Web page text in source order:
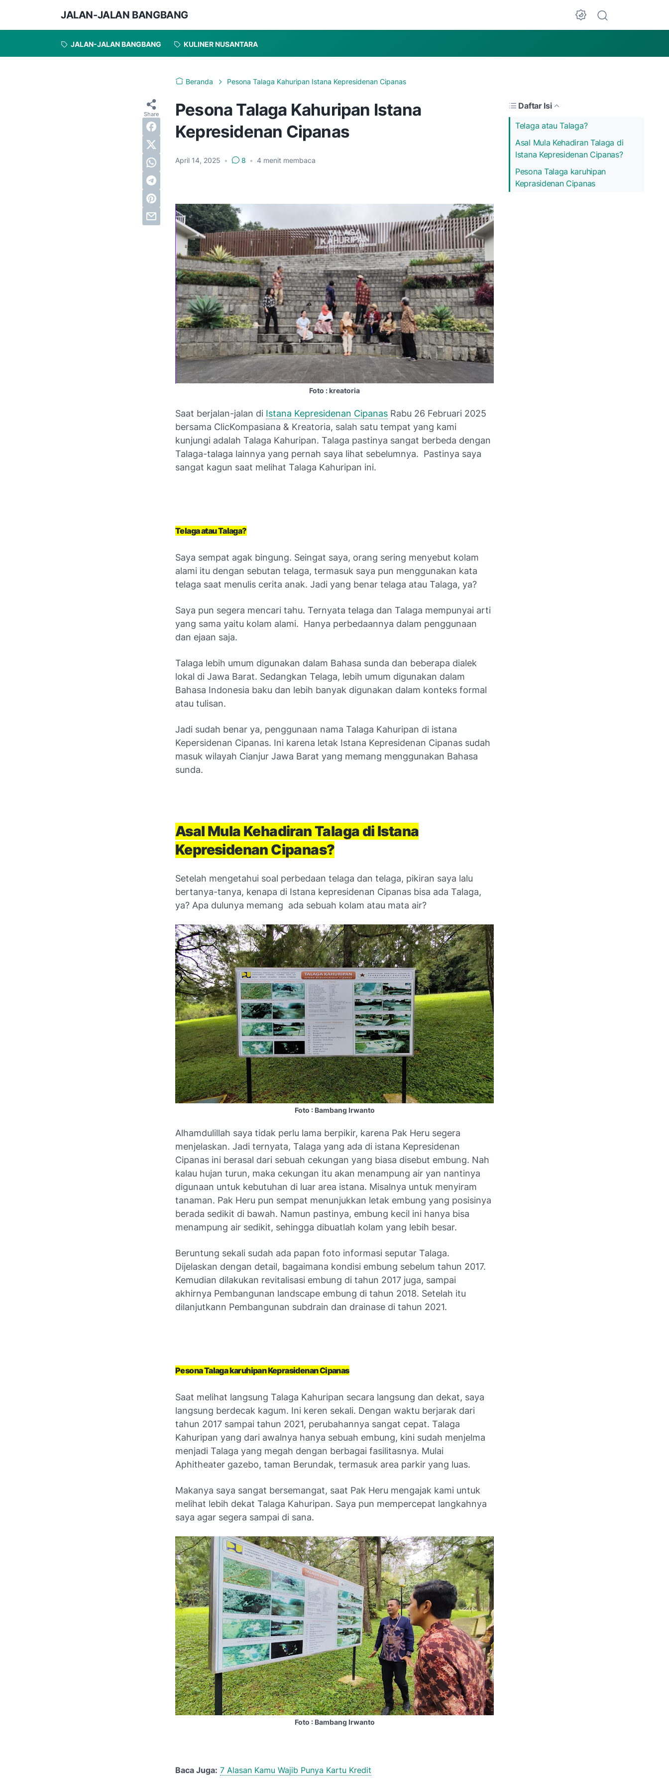
JALAN-JALAN BANGBANG
Dark Mode
JALAN-JALAN BANGBANG KULINER NUSANTARA
Beranda Pesona Talaga Kahuripan Istana Kepresidenan Cipanas
Pesona Talaga Kahuripan Istana
Kepresidenan Cipanas
April 14, 2025 • 8 • 4 menit membaca
Daftar Isi
Telaga atau Talaga?
Asal Mula Kehadiran Talaga di
Istana Kepresidenan Cipanas?
Pesona Talaga karuhipan
Keprasidenan Cipanas
Foto : kreatoria
Saat berjalan-jalan di Istana Kepresidenan Cipanas Rabu 26 Februari 2025
bersama ClicKompasiana & Kreatoria, salah satu tempat yang kami
kunjungi adalah Talaga Kahuripan. Talaga pastinya sangat berbeda dengan
Talaga-talaga lainnya yang pernah saya lihat sebelumnya. Pastinya saya
sangat kagun saat melihat Talaga Kahuripan ini.
Telaga atau Talaga?
Saya sempat agak bingung. Seingat saya, orang sering menyebut kolam
alami itu dengan sebutan telaga, termasuk saya pun menggunakan kata
telaga saat menulis cerita anak. Jadi yang benar telaga atau Talaga, ya?
Saya pun segera mencari tahu. Ternyata telaga dan Talaga mempunyai arti
yang sama yaitu kolam alami. Hanya perbedaannya dalam penggunaan
dan ejaan saja.
Talaga lebih umum digunakan dalam Bahasa sunda dan beberapa dialek
lokal di Jawa Barat. Sedangkan Telaga, lebih umum digunakan dalam
Bahasa Indonesia baku dan lebih banyak digunakan dalam konteks formal
atau tulisan.
Jadi sudah benar ya, penggunaan nama Talaga Kahuripan di istana
Kepersidenan Cipanas. Ini karena letak Istana Kepresidenan Cipanas sudah
masuk wilayah Cianjur Jawa Barat yang memang menggunakan Bahasa
sunda.
Asal Mula Kehadiran Talaga di Istana
Kepresidenan Cipanas?
Setelah mengetahui soal perbedaan telaga dan telaga, pikiran saya lalu
bertanya-tanya, kenapa di Istana kepresidenan Cipanas bisa ada Talaga,
ya? Apa dulunya memang ada sebuah kolam atau mata air?
Foto : Bambang Irwanto
Alhamdulillah saya tidak perlu lama berpikir, karena Pak Heru segera
menjelaskan. Jadi ternyata, Talaga yang ada di istana Kepresidenan
Cipanas ini berasal dari sebuah cekungan yang biasa disebut embung. Nah
kalau hujan turun, maka cekungan itu akan menampung air yan nantinya
digunaan untuk kebutuhan di luar area istana. Misalnya untuk menyiram
tanaman. Pak Heru pun sempat menunjukkan letak embung yang posisinya
berada sedikit di bawah. Namun pastinya, embung kecil ini hanya bisa
menampung air sedikit, sehingga dibuatlah kolam yang lebih besar.
Beruntung sekali sudah ada papan foto informasi seputar Talaga.
Dijelaskan dengan detail, bagaimana kondisi embung sebelum tahun 2017.
Kemudian dilakukan revitalisasi embung di tahun 2017 juga, sampai
akhirnya Pembangunan landscape embung di tahun 2018. Setelah itu
dilanjutkann Pembangunan subdrain dan drainase di tahun 2021.
Pesona Talaga karuhipan Keprasidenan Cipanas
Saat melihat langsung Talaga Kahuripan secara langsung dan dekat, saya
langsung berdecak kagum. Ini keren sekali. Dengan waktu berjarak dari
tahun 2017 sampai tahun 2021, perubahannya sangat cepat. Talaga
Kahuripan yang dari awalnya hanya sebuah embung, kini sudah menjelma
menjadi Talaga yang megah dengan berbagai fasilitasnya. Mulai
Aphitheater gazebo, taman Berundak, termasuk area parkir yang luas.
Makanya saya sangat bersemangat, saat Pak Heru mengajak kami untuk
melihat lebih dekat Talaga Kahuripan. Saya pun mempercepat langkahnya
saya agar segera sampai di sana.
Foto : Bambang Irwanto
Baca Juga: 7 Alasan Kamu Wajib Punya Kartu Kredit